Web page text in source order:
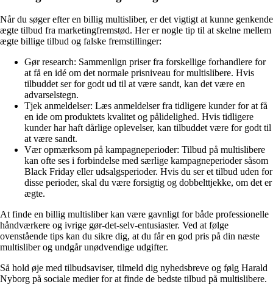
Når du søger efter en billig multisliber, er det vigtigt at kunne genkende
ægte tilbud fra marketingfremstød. Her er nogle tip til at skelne mellem
ægte billige tilbud og falske fremstillinger:
Gør research: Sammenlign priser fra forskellige forhandlere for
at få en idé om det normale prisniveau for multislibere. Hvis
tilbuddet ser for godt ud til at være sandt, kan det være en
advarselstegn.
Tjek anmeldelser: Læs anmeldelser fra tidligere kunder for at få
en ide om produktets kvalitet og pålidelighed. Hvis tidligere
kunder har haft dårlige oplevelser, kan tilbuddet være for godt til
at være sandt.
Vær opmærksom på kampagneperioder: Tilbud på multislibere
kan ofte ses i forbindelse med særlige kampagneperioder såsom
Black Friday eller udsalgsperioder. Hvis du ser et tilbud uden for
disse perioder, skal du være forsigtig og dobbelttjekke, om det er
ægte.
At finde en billig multisliber kan være gavnligt for både professionelle
håndværkere og ivrige gør-det-selv-entusiaster. Ved at følge
ovenstående tips kan du sikre dig, at du får en god pris på din næste
multisliber og undgår unødvendige udgifter.
Så hold øje med tilbudsaviser, tilmeld dig nyhedsbreve og følg Harald
Nyborg på sociale medier for at finde de bedste tilbud på multislibere.